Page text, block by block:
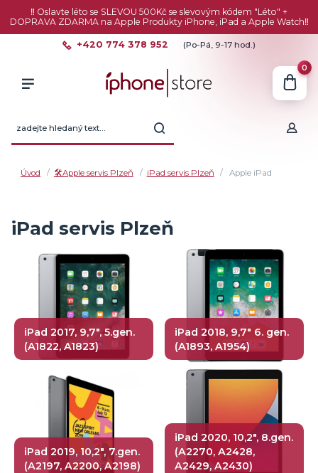
‼️ Oslavte léto se SLEVOU 500Kč se slevovým kódem "Léto" +
DOPRAVA ZDARMA na Apple Produkty iPhone, iPad a Apple Watch‼️
+420 774 378 952 (Po-Pá, 9-17 hod.)
0
Úvod 🛠️Apple servis Plzeň iPad servis Plzeň Apple iPad
iPad servis Plzeň
iPad 2017, 9,7", 5.gen.
(A1822, A1823)
iPad 2018, 9,7" 6. gen.
(A1893, A1954)
iPad 2019, 10,2", 7.gen.
(A2197, A2200, A2198)
iPad 2020, 10,2", 8.gen.
(A2270, A2428,
A2429, A2430)